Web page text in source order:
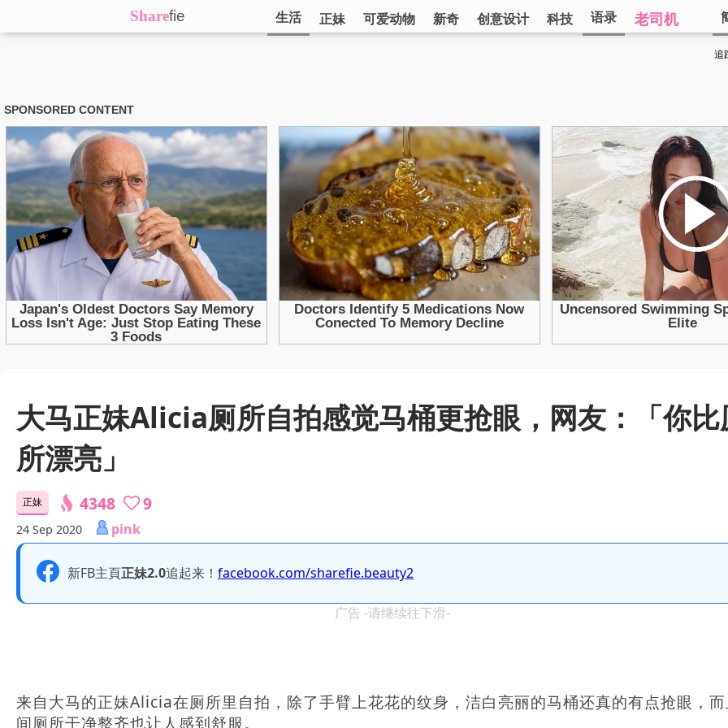
Sharefie 生活 正妹 可爱动物 新奇 创意设计 科技 语录 老司机
追
大马正妹Alicia厕所自拍感觉马桶更抢眼，网友：「你比
所漂亮」
正妹 4348 9
24 Sep 2020 pink
新FB主頁正妹2.0追起来！ facebook.com/sharefie.beauty2
广告 -请继续往下滑-
来自大马的正妹Alicia在厕所里自拍，除了手臂上花花的纹身，洁白亮丽的马桶还真的有点抢眼，
间厕所干净整齐也让人感到舒服。